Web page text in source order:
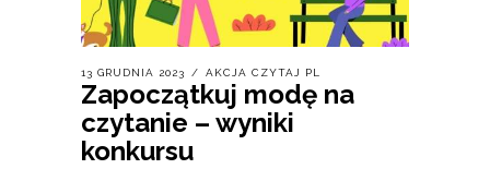
13 GRUDNIA 2023 AKCJA CZYTAJ PL
Zapoczątkuj modę na
czytanie – wyniki
konkursu